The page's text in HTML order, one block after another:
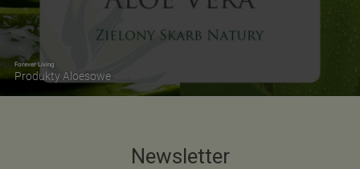
Forever Living
Produkty Aloesowe
Newsletter